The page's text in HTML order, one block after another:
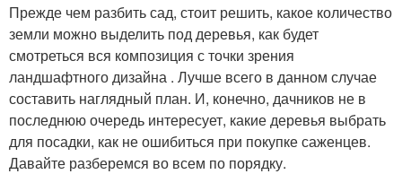
Прежде чем разбить сад, стоит решить, какое количество
земли можно выделить под деревья, как будет
смотреться вся композиция с точки зрения
ландшафтного дизайна . Лучше всего в данном случае
составить наглядный план. И, конечно, дачников не в
последнюю очередь интересует, какие деревья выбрать
для посадки, как не ошибиться при покупке саженцев.
Давайте разберемся во всем по порядку.